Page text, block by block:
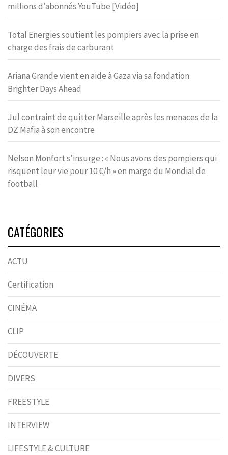
millions d’abonnés YouTube [Vidéo]
Total Energies soutient les pompiers avec la prise en
charge des frais de carburant
Ariana Grande vient en aide à Gaza via sa fondation
Brighter Days Ahead
Jul contraint de quitter Marseille après les menaces de la
DZ Mafia à son encontre
Nelson Monfort s’insurge : « Nous avons des pompiers qui
risquent leur vie pour 10 €/h » en marge du Mondial de
football
CATÉGORIES
ACTU
Certification
CINÉMA
CLIP
DÉCOUVERTE
DIVERS
FREESTYLE
INTERVIEW
LIFESTYLE & CULTURE